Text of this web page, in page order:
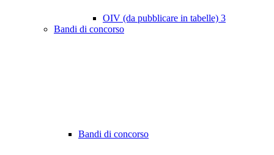
OIV (da pubblicare in tabelle) 3
Bandi di concorso
Bandi di concorso